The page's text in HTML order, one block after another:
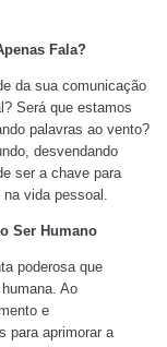
Fala?
da sua comunicação
Será que estamos
palavras ao vento?
desvendando
ser a chave para
vida pessoal.
Ser Humano
poderosa que
Ao
e
para aprimorar a